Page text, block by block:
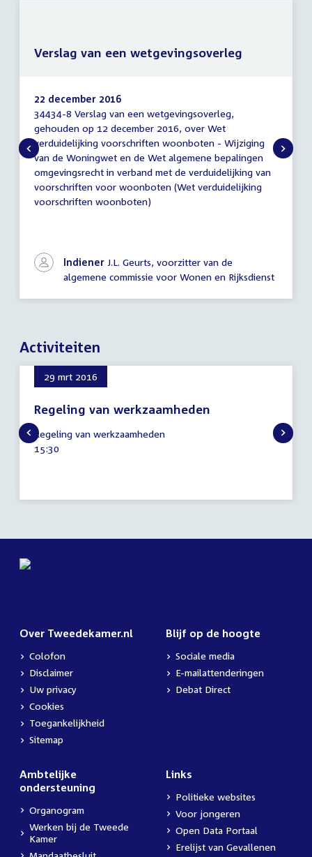
Verslag
van
een
wetgevingsoverleg
22 december 2016
34434-8 Verslag van een wetgevingsoverleg,
gehouden op 12 december 2016, over Wet
verduidelijking voorschriften woonboten - Wijziging
van de Woningwet en de Wet algemene bepalingen
omgevingsrecht in verband met de verduidelijking van
voorschriften voor woonboten (Wet verduidelijking
voorschriften woonboten)
Indiener J.L. Geurts, voorzitter van de
algemene commissie voor Wonen en Rijksdienst
Verslag van een wetgevingsoverleg
Activiteiten
29 mrt 2016
Regeling van werkzaamheden
29
maart
2016
Regeling van werkzaamheden
Tijd
15:30
Over Tweedekamer.nl
Colofon
Disclaimer
Uw privacy
Cookies
Toegankelijkheid
Sitemap
Blijf op de hoogte
Sociale media
E-mailattenderingen
Debat Direct
Ambtelijke
ondersteuning
Organogram
Werken bij de Tweede
Kamer
Links
Politieke websites
Voor jongeren
Open Data Portaal
Erelijst van Gevallenen